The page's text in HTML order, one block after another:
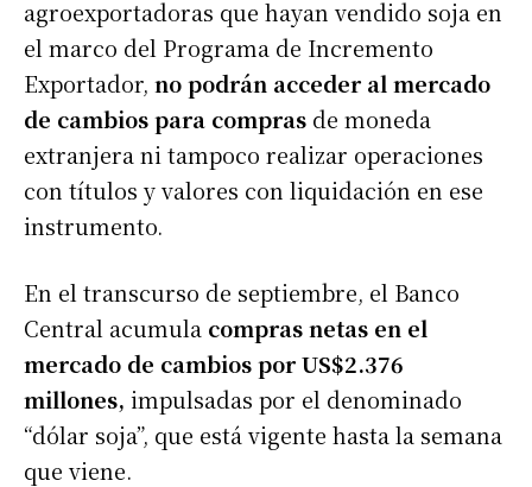
agroexportadoras que hayan vendido soja en
el marco del Programa de Incremento
Exportador, no podrán acceder al mercado
de cambios para compras de moneda
extranjera ni tampoco realizar operaciones
con títulos y valores con liquidación en ese
instrumento.
En el transcurso de septiembre, el Banco
Central acumula compras netas en el
mercado de cambios por US$2.376
millones, impulsadas por el denominado
“dólar soja”, que está vigente hasta la semana
que viene.